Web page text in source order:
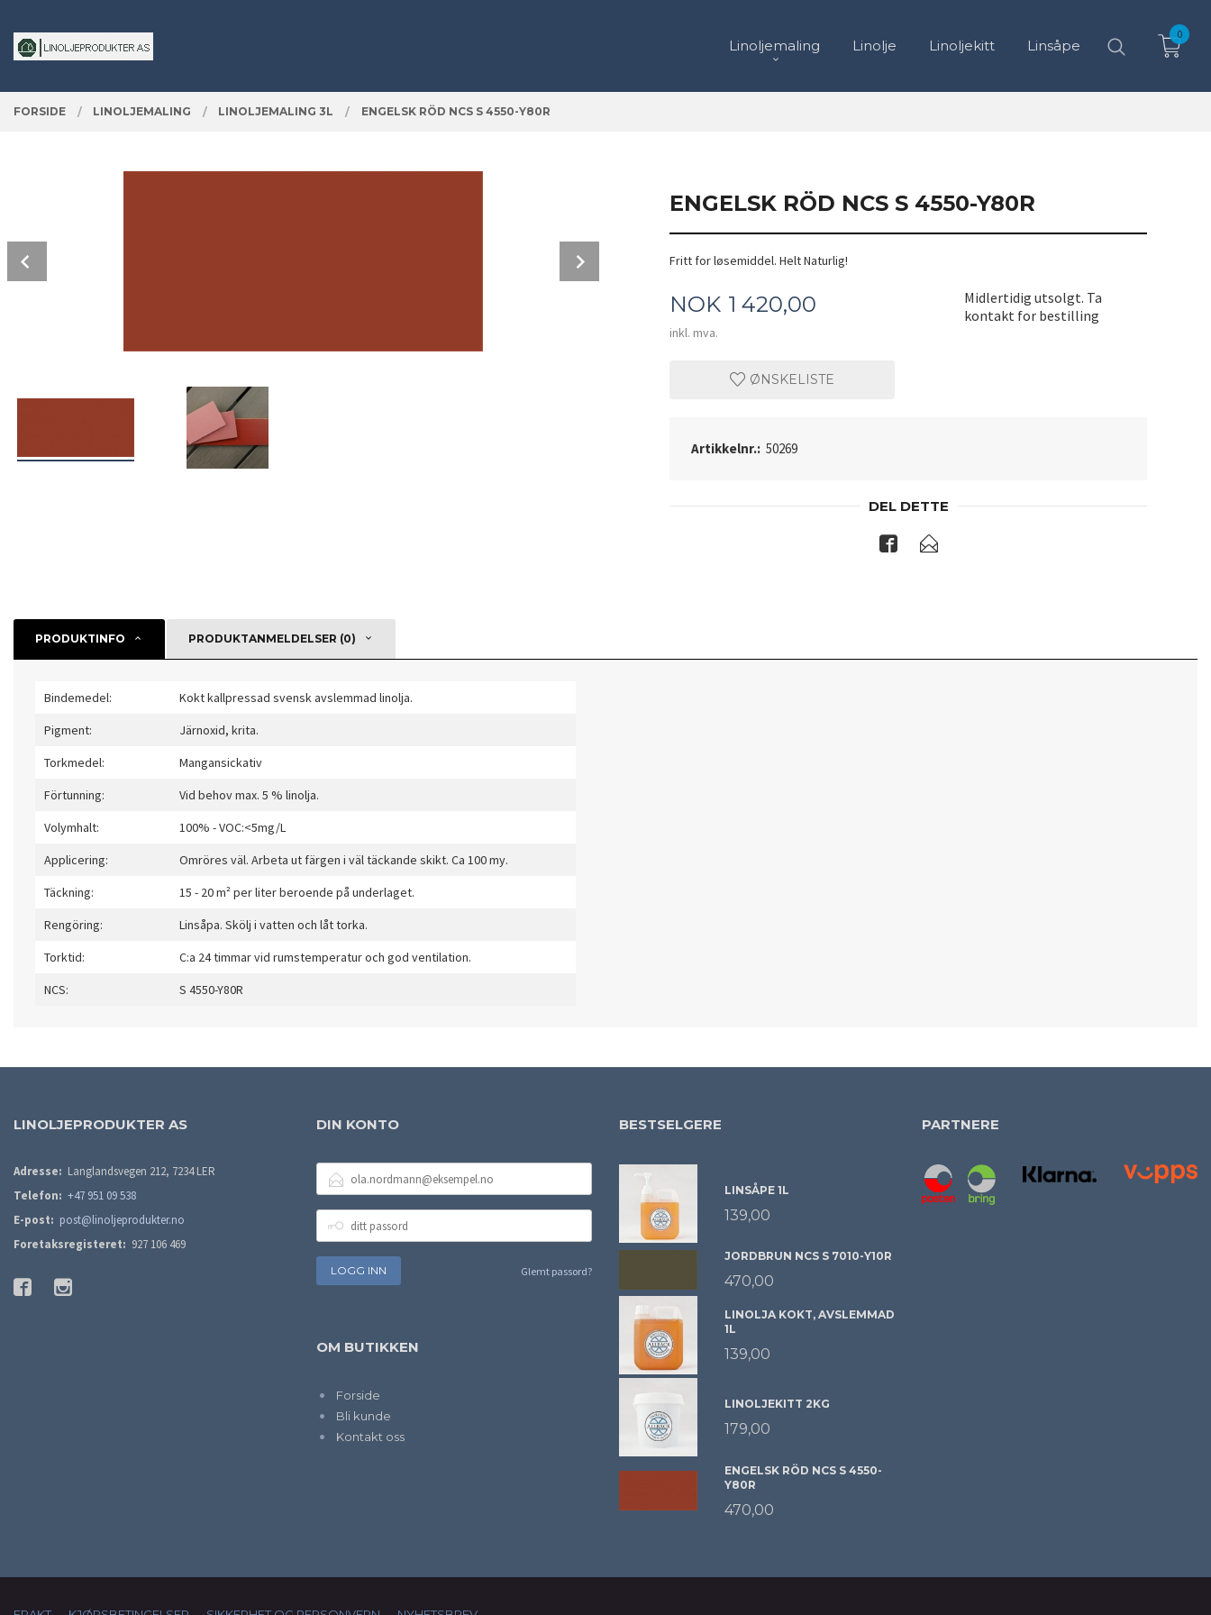
innholdet
Linoljemaling Linolje Linoljekitt Linsåpe
0
FORSIDE LINOLJEMALING LINOLJEMALING 3L ENGELSK RÖD NCS S 4550-Y80R
Base, Base med 50% hvit, Base med 66,67% hvit
ENGELSK RÖD NCS S 4550-Y80R
Fritt for løsemiddel. Helt Naturlig!
Pris
NOK 1 420,00
inkl. mva.
Midlertidig utsolgt. Ta
kontakt for bestilling
ØNSKELISTE
Artikkelnr.: 50269
DEL DETTE
PRODUKTINFO PRODUKTANMELDELSER (0)
Bindemedel:
Kokt kallpressad svensk avslemmad linolja.
Pigment:
Järnoxid, krita.
Torkmedel:
Mangansickativ
Förtunning:
Vid behov max. 5 % linolja.
Volymhalt:
100% - VOC:<5mg/L
Applicering:
Omröres väl. Arbeta ut färgen i väl täckande skikt. Ca 100 my.
Täckning:
15 - 20 m² per liter beroende på underlaget.
Rengöring:
Linsåpa. Skölj i vatten och låt torka.
Torktid:
C:a 24 timmar vid rumstemperatur och god ventilation.
NCS:
S 4550-Y80R
LINOLJEPRODUKTER AS
Adresse: Langlandsvegen 212, 7234 LER
Telefon: +47 951 09 538
E-post: post@linoljeprodukter.no
Foretaksregisteret: 927 106 469
DIN KONTO
POSTADRESSE
PASSORD
Glemt passord?
OM BUTIKKEN
Forside
Bli kunde
Kontakt oss
BESTSELGERE
LINSÅPE 1L
139,00
JORDBRUN NCS S 7010-Y10R
470,00
LINOLJA KOKT, AVSLEMMAD
1L
139,00
LINOLJEKITT 2KG
179,00
ENGELSK RÖD NCS S 4550-
Y80R
470,00
PARTNERE